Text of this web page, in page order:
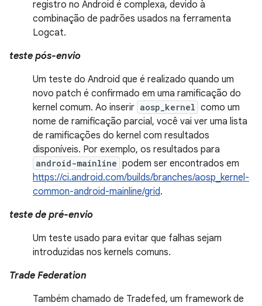
registro no Android é complexa, devido à
combinação de padrões usados na ferramenta
Logcat.
teste pós-envio
Um teste do Android que é realizado quando um
novo patch é confirmado em uma ramificação do
kernel comum. Ao inserir aosp_kernel como um
nome de ramificação parcial, você vai ver uma lista
de ramificações do kernel com resultados
disponíveis. Por exemplo, os resultados para
android-mainline podem ser encontrados em
https://ci.android.com/builds/branches/aosp_kernel-
common-android-mainline/grid.
teste de pré-envio
Um teste usado para evitar que falhas sejam
introduzidas nos kernels comuns.
Trade Federation
Também chamado de Tradefed, um framework de